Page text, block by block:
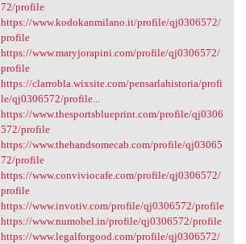
72/profile
https://www.kodokanmilano.it/profile/qj0306572/
profile
https://www.maryjorapini.com/profile/qj0306572/
profile
https://clarrobla.wixsite.com/pensarlahistoria/profi
le/qj0306572/profile...
https://www.thesportsblueprint.com/profile/qj0306
572/profile
https://www.thehandsomecab.com/profile/qj03065
72/profile
https://www.conviviocafe.com/profile/qj0306572/
profile
https://www.invotiv.com/profile/qj0306572/profile
https://www.numobel.in/profile/qj0306572/profile
https://www.legalforgood.com/profile/qj0306572/